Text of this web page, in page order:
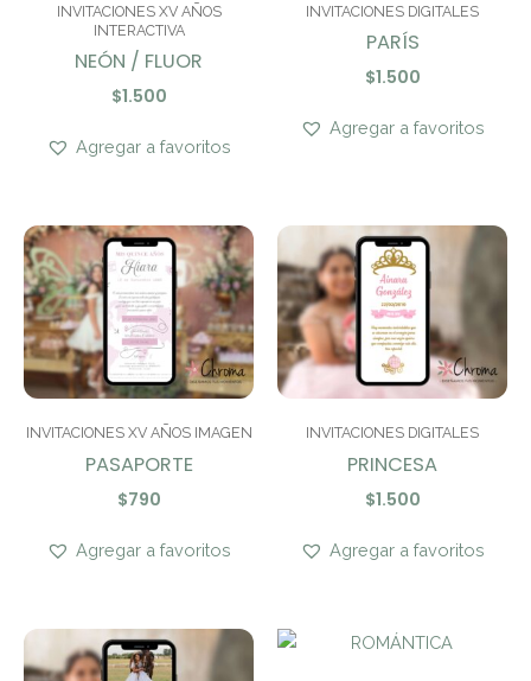
INVITACIONES XV AÑOS
INTERACTIVA
NEÓN / FLUOR
$1.500
Agregar a favoritos
INVITACIONES DIGITALES
PARÍS
$1.500
Agregar a favoritos
INVITACIONES XV AÑOS IMAGEN
PASAPORTE
$790
Agregar a favoritos
INVITACIONES DIGITALES
PRINCESA
$1.500
Agregar a favoritos